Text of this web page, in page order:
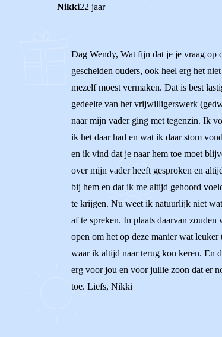
Nikki22 jaar
Dag Wendy, Wat fijn dat je je vraag op
gescheiden ouders, ook heel erg het
mezelf moest vermaken. Dat is best
gedeelte van het vrijwilligerswerk
naar mijn vader ging met tegenzin. Ik
ik het daar had en wat ik daar stom
en ik vind dat je naar hem toe moet
over mijn vader heeft gesproken en
bij hem en dat ik me altijd gehoord
te krijgen. Nu weet ik natuurlijk niet
af te spreken. In plaats daarvan
open om het op deze manier wat
waar ik altijd naar terug kon keren. En
erg voor jou en voor jullie zoon dat er
toe. Liefs, Nikki